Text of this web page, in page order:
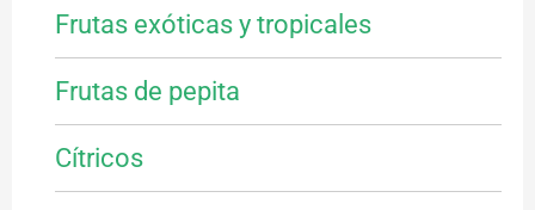
Frutas exóticas y tropicales
Frutas de pepita
Cítricos